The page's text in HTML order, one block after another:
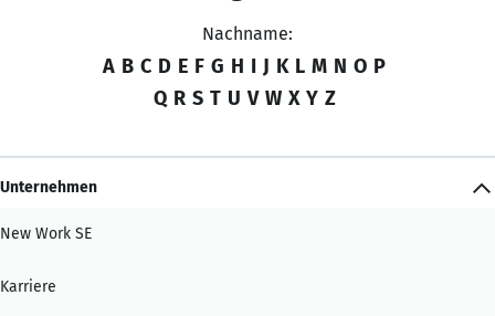
Nachname:
A B C D E F G H I J K L M N O P
Q R S T U V W X Y Z
Unternehmen
New Work SE
Karriere